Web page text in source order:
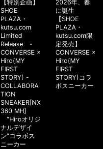
【特別企画】
SHOE
PLAZA・
kutsu.com
Limited
Release -
CONVERSE ×
Hiro(MY
FIRST
STORY) -
COLLABORA
TION
SNEAKER[NX
360 MH]
“Hiroオリジ
ナルデザイ
ン”コラボス
ニーカー
2026年、春
に誕生
【SHOE
PLAZA・
kutsu.com限
定発売】
CONVERSE ×
Hiro(MY
FIRST
STORY)コラ
ボスニーカー